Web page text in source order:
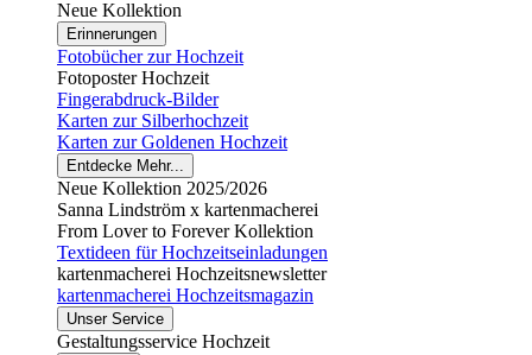
Neue Kollektion
Erinnerungen
Fotobücher zur Hochzeit
Fotoposter Hochzeit
Fingerabdruck-Bilder
Karten zur Silberhochzeit
Karten zur Goldenen Hochzeit
Entdecke Mehr...
Neue Kollektion 2025/2026
Sanna Lindström x kartenmacherei
From Lover to Forever Kollektion
Textideen für Hochzeitseinladungen
kartenmacherei Hochzeitsnewsletter
kartenmacherei Hochzeitsmagazin
Unser Service
Gestaltungsservice Hochzeit